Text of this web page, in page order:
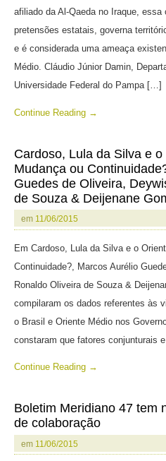
afiliado da Al-Qaeda no Iraque,
pretensões estatais, governa
e é considerada uma ameaça
Médio. Cláudio Júnior Damin,
Universidade Federal do Pampa […]
Continue Reading →
Cardoso, Lula da Silva e
Mudança ou
Guedes de Oliveira,
de Souza & Deijenane
em 11/06/2015
Em Cardoso, Lula da Silva e o
Continuidade?, Marcos Aurélio
Ronaldo Oliveira de Souza &
compilaram os dados referentes às
o Brasil e Oriente Médio nos
constaram que fatores conjunturais
Continue Reading →
Boletim Meridiano 47 tem
de colaboração
em 11/06/2015